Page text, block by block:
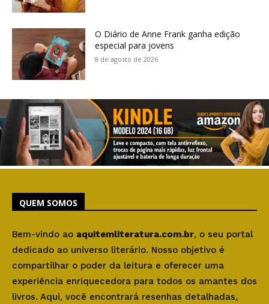
O Diário de Anne Frank ganha edição
especial para jovens
8 de agosto de 2026
QUEM SOMOS
Bem-vindo ao aquitemliteratura.com.br, o seu portal
dedicado ao universo literário. Nosso objetivo é
compartilhar o poder da leitura e oferecer uma
experiência enriquecedora para todos os amantes dos
livros. Aqui, você encontrará resenhas detalhadas,